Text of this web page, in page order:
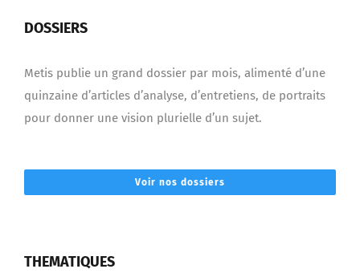
DOSSIERS
Metis publie un grand dossier par mois, alimenté d’une
quinzaine d’articles d’analyse, d’entretiens, de portraits
pour donner une vision plurielle d’un sujet.
Voir nos dossiers
THEMATIQUES